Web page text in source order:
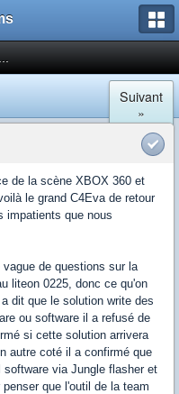
Suivant
»
de la scène XBOX 360 et
le grand C4Eva de retour
impatients que nous
de questions sur la
liteon 0225, donc ce qu'on
dit que le solution write des
ou software il a refusé de
si cette solution arrivera
autre coté il a confirmé que
via Jungle flasher et
que l'outil de la team